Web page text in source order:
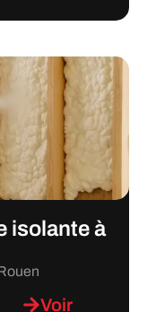
isolante à
Voir